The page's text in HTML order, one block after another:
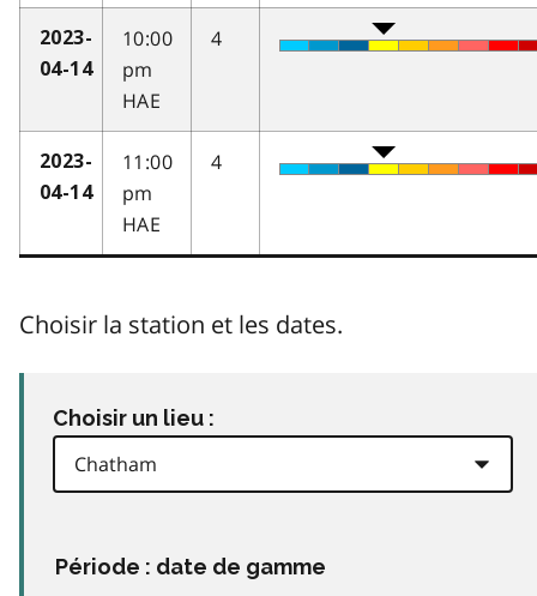
2023-
04-14
10:00
pm
HAE
4
2023-
04-14
11:00
pm
HAE
4
Choisir la station et les dates.
Choisir un lieu :
Période : date de gamme